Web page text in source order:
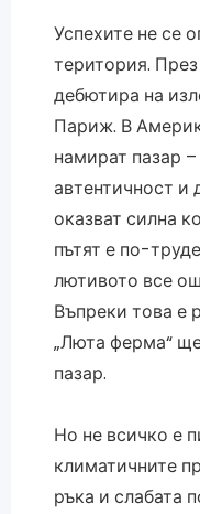
Успехите не се
територия.
дебютира на
Париж. В
намират пазар
автентичност и
оказват силна
пътят е по-
лютивото все
Въпреки това е
„Люта ферма“
пазар.
Но не всичко е
климатичните
ръка и слабата